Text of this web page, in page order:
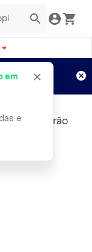
em
e
Aplicam T&C